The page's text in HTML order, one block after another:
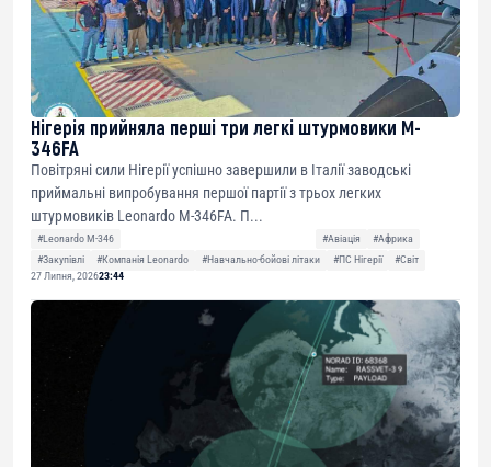
Нігерія прийняла перші три легкі штурмовики M-
346FA
Повітряні сили Нігерії успішно завершили в Італії заводські
приймальні випробування першої партії з трьох легких
штурмовиків Leonardo M-346FA. П...
#Leonardo M-346 #Авіація
#Африка
#Закупівлі
#Компанія Leonardo #Навчально-бойові літаки #ПС Нігерії
#Світ
27 Липня, 202623:44